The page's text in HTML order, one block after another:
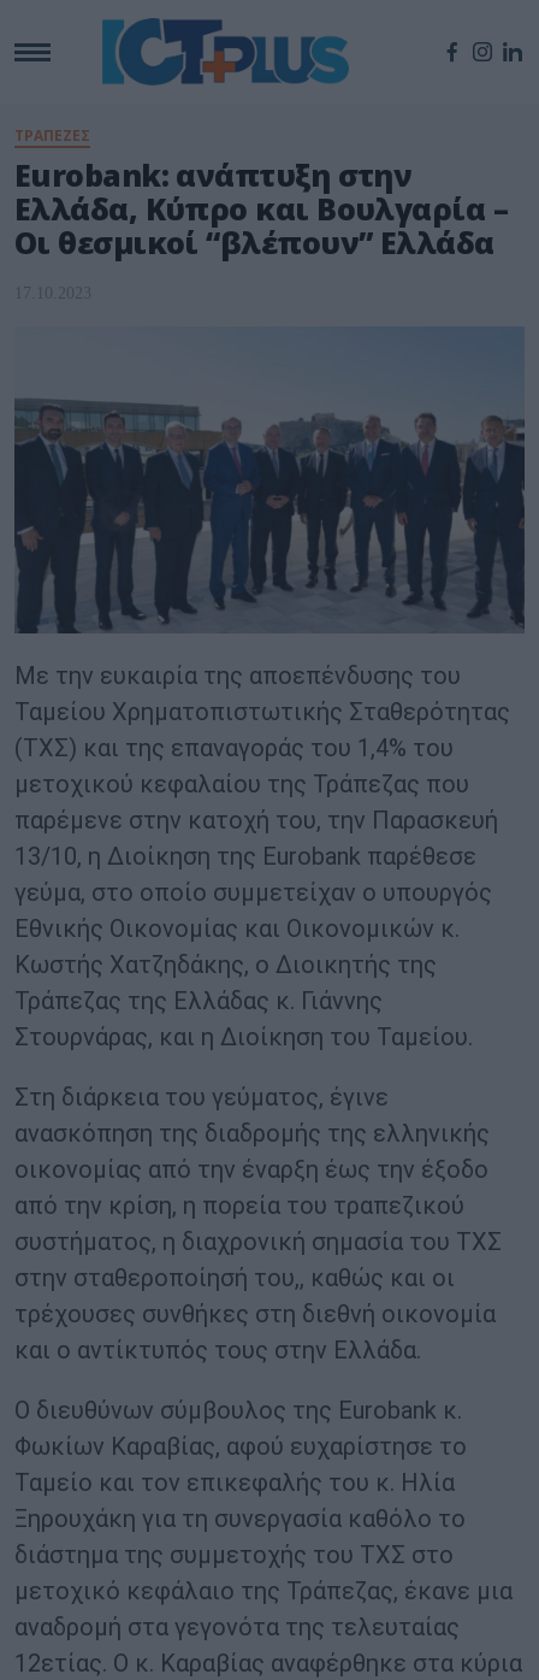
ΤΡΑΠΕΖΕΣ
Eurobank: ανάπτυξη στην
Ελλάδα, Κύπρο και Βουλγαρία –
Οι θεσμικοί “βλέπουν” Ελλάδα
17.10.2023
Με την ευκαιρία της αποεπένδυσης του
Ταμείου Χρηματοπιστωτικής Σταθερότητας
(ΤΧΣ) και της επαναγοράς του 1,4% του
μετοχικού κεφαλαίου της Τράπεζας που
παρέμενε στην κατοχή του, την Παρασκευή
13/10, η Διοίκηση της Eurobank παρέθεσε
γεύμα, στο οποίο συμμετείχαν ο υπουργός
Εθνικής Οικονομίας και Οικονομικών κ.
Κωστής Χατζηδάκης, ο Διοικητής της
Τράπεζας της Ελλάδας κ. Γιάννης
Στουρνάρας, και η Διοίκηση του Ταμείου.
Στη διάρκεια του γεύματος, έγινε
ανασκόπηση της διαδρομής της ελληνικής
οικονομίας από την έναρξη έως την έξοδο
από την κρίση, η πορεία του τραπεζικού
συστήματος, η διαχρονική σημασία του ΤΧΣ
στην σταθεροποίησή του,, καθώς και οι
τρέχουσες συνθήκες στη διεθνή οικονομία
και ο αντίκτυπός τους στην Ελλάδα.
Ο διευθύνων σύμβουλος της Eurobank κ.
Φωκίων Καραβίας, αφού ευχαρίστησε το
Ταμείο και τον επικεφαλής του κ. Ηλία
Ξηρουχάκη για τη συνεργασία καθόλο το
διάστημα της συμμετοχής του ΤΧΣ στο
μετοχικό κεφάλαιο της Τράπεζας, έκανε μια
αναδρομή στα γεγονότα της τελευταίας
12ετίας. Ο κ. Καραβίας αναφέρθηκε στα κύρια